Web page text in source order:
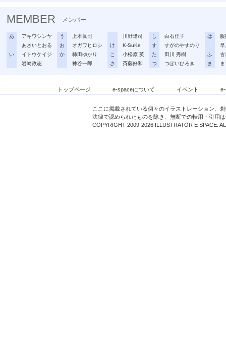
MEMBER メンバー
あ
アキワシンヤ
あさいとおる
い
イトウケイジ
岩崎政志
う
上本眞司
お
オガワヒロシ
か
柿田ゆかり
神谷一郎
川野隆司
け
K-SuKe
こ
小松原 英
さ
斉藤好和
し
白石佳子
す
すがのやすのり
た
田川 秀樹
つ
つぼいひろき
は
早
ふ
古
ま
トップページ e-spaceについて イベント
ここに掲載されている個々のイラストレーション、
法律で認められたものを除き、無断での転用・引用
COPYRIGHT 2009-2026 ILLUSTRATOR E SPACE.